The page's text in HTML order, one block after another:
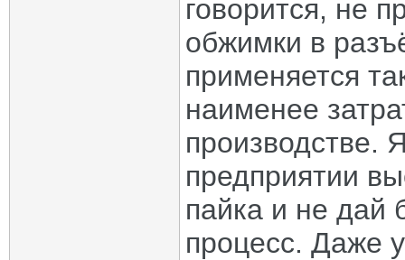
говорится, не
обжимки в
применяется
наименее
производстве.
предприятии
пайка и не дай
процесс. Даже